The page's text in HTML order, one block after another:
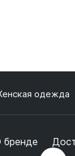
одежда
бренде